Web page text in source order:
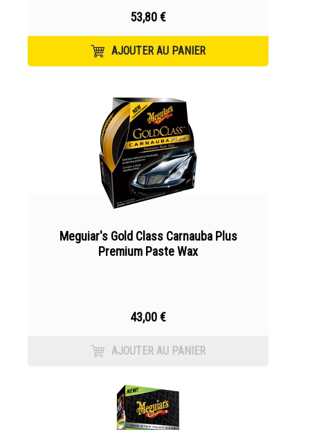
53,80 €
AJOUTER AU PANIER
Meguiar's Gold Class Carnauba Plus
Premium Paste Wax
43,00 €
AJOUTER AU PANIER